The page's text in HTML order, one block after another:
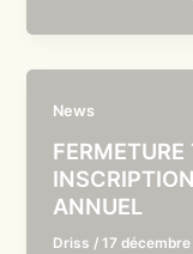
News
ANNUEL
Driss /17